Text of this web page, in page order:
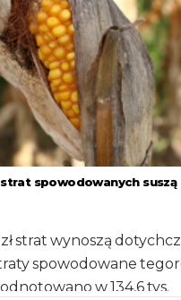
strat spowodowanych suszą
strat wynoszą
spowodowane
w 134,6 tys.